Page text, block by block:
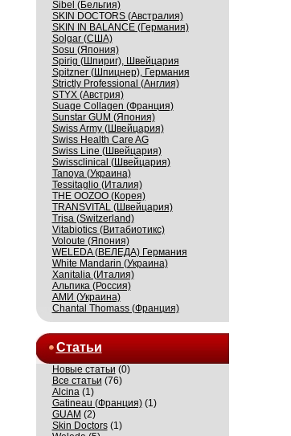
Sibel (Бельгия)
SKIN DOCTORS (Австралия)
SKIN IN BALANCE (Германия)
Solgar (США)
Sosu (Япония)
Spirig (Шпириг), Швейцария
Spitzner (Шпицнер), Германия
Strictly Professional (Англия)
STYX (Австрия)
Suage Collagen (Франция)
Sunstar GUM (Япония)
Swiss Army (Швейцария)
Swiss Health Care AG
Swiss Line (Швейцария)
Swissсlinical (Швейцария)
Tanoya (Украина)
Tessitaglio (Италия)
THE OOZOO (Корея)
TRANSVITAL (Швейцария)
Trisa (Switzerland)
Vitabiotics (Витабиотикс)
Voloute (Япония)
WELEDA (ВЕЛЕДА) Германия
White Mandarin (Украина)
Xanitalia (Италия)
Альпика (Россия)
АМИ (Украина)
Сhantal Thomass (Франция)
Статьи
Новые статьи (0)
Все статьи (76)
Alcina(1)
Gatineau (Франция)(1)
GUAM (2)
Skin Doctors(1)